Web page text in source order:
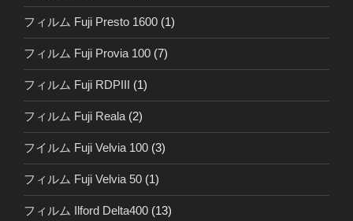
フィルム Fuji Presto 1600 (1)
フィルム Fuji Provia 100 (7)
フィルム Fuji RDPIII (1)
フィルム Fuji Reala(2)
フイルム Fuji Velvia 100 (3)
フィルム Fuji Velvia 50 (1)
フィルム Ilford Delta400 (13)